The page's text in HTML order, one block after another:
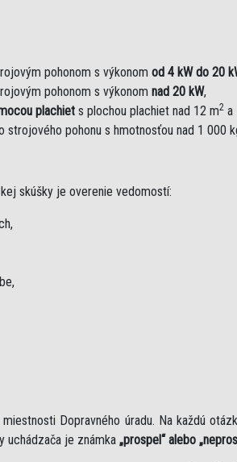
pohonom s výkonom od 4 kW do 20
pohonom s výkonom nad 20 kW,
plachiet s plochou plachiet nad 12 m2 a
strojového pohonu s hmotnosťou nad 1 000
skúšky je overenie vedomostí:
Dopravného úradu. Na každú
uchádzača je známka „prospel“ alebo